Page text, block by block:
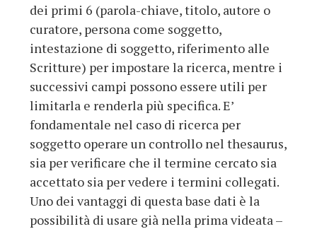
dei primi 6 (parola-chiave, titolo, autore o
curatore, persona come soggetto,
intestazione di soggetto, riferimento alle
Scritture) per impostare la ricerca, mentre i
successivi campi possono essere utili per
limitarla e renderla più specifica. E’
fondamentale nel caso di ricerca per
soggetto operare un controllo nel thesaurus,
sia per verificare che il termine cercato sia
accettato sia per vedere i termini collegati.
Uno dei vantaggi di questa base dati è la
possibilità di usare già nella prima videata –